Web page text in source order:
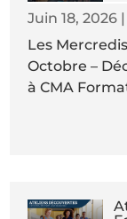
Juin 18, 2026 |
Les
Octobre –
à CMA